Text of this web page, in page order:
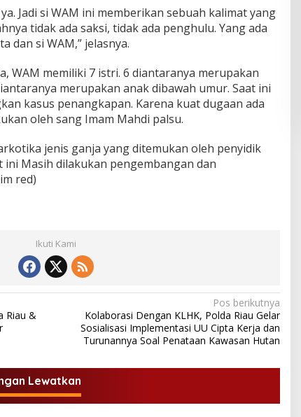
Jadi si WAM ini memberikan sebuah kalimat yang
tidak ada saksi, tidak ada penghulu. Yang ada
dan si WAM,” jelasnya.
WAM memiliki 7 istri. 6 diantaranya merupakan
merupakan anak dibawah umur. Saat ini
kasus penangkapan. Karena kuat dugaan ada
oleh sang Imam Mahdi palsu.
jenis ganja yang ditemukan oleh penyidik
ini Masih dilakukan pengembangan dan
red)
Ikuti Kami
Riau &
Pos berikutnya
Kolaborasi Dengan KLHK, Polda Riau Gelar
Sosialisasi Implementasi UU Cipta Kerja dan
Turunannya Soal Penataan Kawasan Hutan
Lewatkan